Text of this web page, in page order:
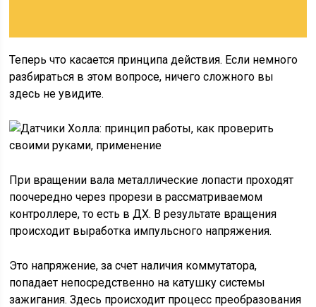
Теперь что касается принципа действия. Если немного
разбираться в этом вопросе, ничего сложного вы
здесь не увидите.
При вращении вала металлические лопасти проходят
поочередно через прорези в рассматриваемом
контроллере, то есть в ДХ. В результате вращения
происходит выработка импульсного напряжения.
Это напряжение, за счет наличия коммутатора,
попадает непосредственно на катушку системы
зажигания. Здесь происходит процесс преобразования